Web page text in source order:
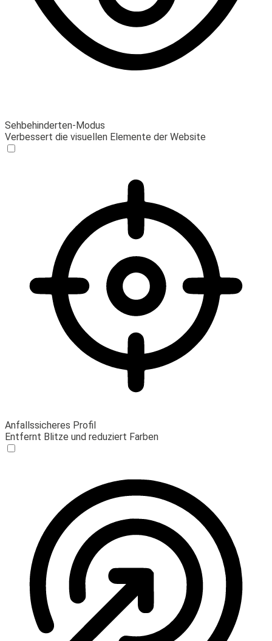
Sehbehinderten-Modus
Verbessert die visuellen Elemente der Website
Anfallssicheres Profil
Entfernt Blitze und reduziert Farben